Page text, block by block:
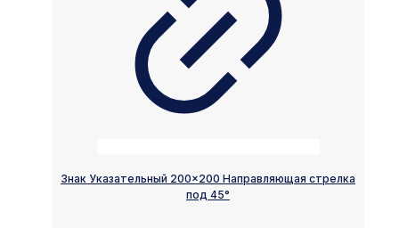
Знак Указательный 200×200 Направляющая стрелка
под 45°